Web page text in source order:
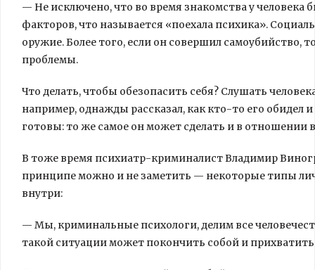
— Не исключено, что во время знакомства у человека
факторов, что называется «поехала психика».
оружие. Более того, если он совершил самоубийство,
проблемы.
Что делать, чтобы обезопасить себя? Слушать
например, однажды рассказал, как кто-то его обидел
готовы: то же самое он может сделать и в отношении
В тоже время психиатр-криминалист Владимир
принципе можно и не заметить — некоторые типы
внутри:
— Мы, криминальные психологи, делим все
такой ситуации может покончить собой и